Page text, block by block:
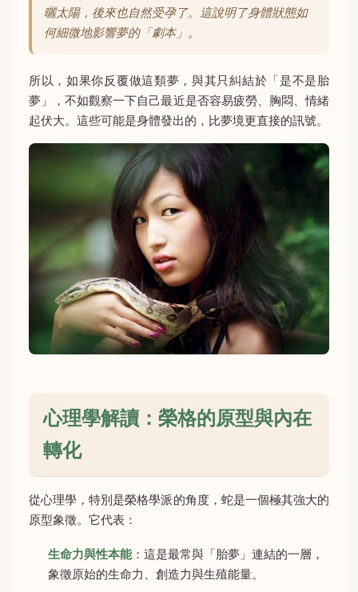
曬太陽，後來也自然受孕了。這說明了身體狀態如
何細微地影響夢的「劇本」。
所以，如果你反覆做這類夢，與其只糾結於「是不是胎
夢」，不如觀察一下自己最近是否容易疲勞、胸悶、情緒
起伏大。這些可能是身體發出的，比夢境更直接的訊號。
心理學解讀：榮格的原型與內在
轉化
從心理學，特別是榮格學派的角度，蛇是一個極其強大的
原型象徵。它代表：
生命力與性本能：這是最常與「胎夢」連結的一層，
象徵原始的生命力、創造力與生殖能量。